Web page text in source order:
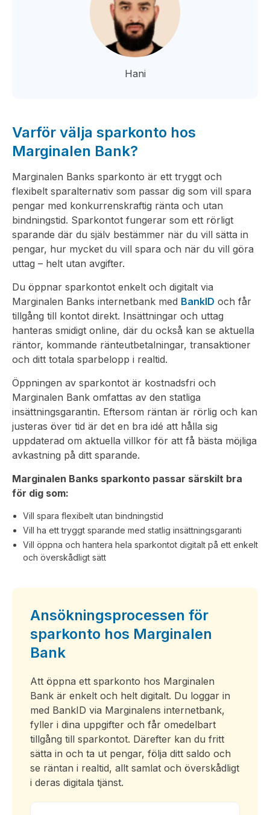
Hani
Varför välja sparkonto hos
Marginalen Bank?
Marginalen Banks sparkonto är ett tryggt och
flexibelt sparalternativ som passar dig som vill spara
pengar med konkurrenskraftig ränta och utan
bindningstid. Sparkontot fungerar som ett rörligt
sparande där du själv bestämmer när du vill sätta in
pengar, hur mycket du vill spara och när du vill göra
uttag – helt utan avgifter.
Du öppnar sparkontot enkelt och digitalt via
Marginalen Banks internetbank med BankID och får
tillgång till kontot direkt. Insättningar och uttag
hanteras smidigt online, där du också kan se aktuella
räntor, kommande ränteutbetalningar, transaktioner
och ditt totala sparbelopp i realtid.
Öppningen av sparkontot är kostnadsfri och
Marginalen Bank omfattas av den statliga
insättningsgarantin. Eftersom räntan är rörlig och kan
justeras över tid är det en bra idé att hålla sig
uppdaterad om aktuella villkor för att få bästa möjliga
avkastning på ditt sparande.
Marginalen Banks sparkonto passar särskilt bra
för dig som:
Vill spara flexibelt utan bindningstid
Vill ha ett tryggt sparande med statlig insättningsgaranti
Vill öppna och hantera hela sparkontot digitalt på ett enkelt
och överskådligt sätt
Ansökningsprocessen för
sparkonto hos Marginalen
Bank
Att öppna ett sparkonto hos Marginalen
Bank är enkelt och helt digitalt. Du loggar in
med BankID via Marginalens internetbank,
fyller i dina uppgifter och får omedelbart
tillgång till sparkontot. Därefter kan du fritt
sätta in och ta ut pengar, följa ditt saldo och
se räntan i realtid, allt samlat och överskådligt
i deras digitala tjänst.